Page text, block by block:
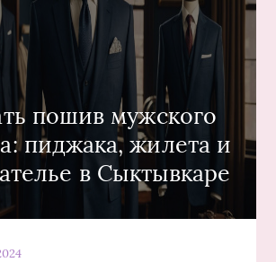
пошив мужского
пиджака, жилета и
в Сыктывкаре